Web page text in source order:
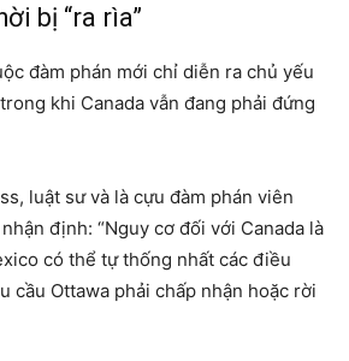
bị “ra rìa”
đàm phán mới chỉ diễn ra chủ yếu
khi Canada vẫn đang phải đứng
luật sư và là cựu đàm phán viên
định: “Nguy cơ đối với Canada là
có thể tự thống nhất các điều
cầu Ottawa phải chấp nhận hoặc rời